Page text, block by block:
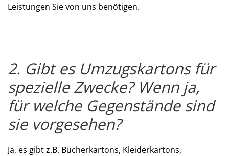
Leistungen Sie von uns benötigen.
2. Gibt es Umzugskartons für
spezielle Zwecke? Wenn ja,
für welche Gegenstände sind
sie vorgesehen?
Ja, es gibt z.B. Bücherkartons, Kleiderkartons,